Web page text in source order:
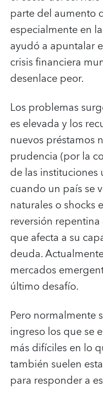
parte del aumento
especialmente en
ayudó a apuntalar
crisis financiera
desenlace peor.
Los problemas
es elevada y los
nuevos préstamos
prudencia (por la
de las instituciones
cuando un país se
naturales o shocks
reversión
que afecta a su
deuda.
mercados
último desafío.
Pero normalmente
ingreso los que se
más difíciles en lo
también suelen
para responder a